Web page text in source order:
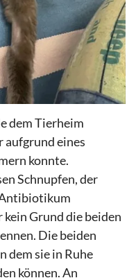
dem Tierheim
aufgrund eines
konnte.
Schnupfen, der
keinGrund diebeiden
Die beiden
dem sie in Ruhe
können. An